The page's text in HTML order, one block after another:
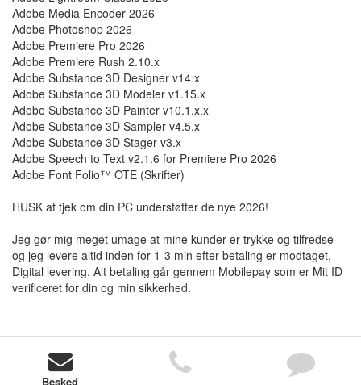
Adobe Media Encoder 2026
Adobe Photoshop 2026
Adobe Premiere Pro 2026
Adobe Premiere Rush 2.10.x
Adobe Substance 3D Designer v14.x
Adobe Substance 3D Modeler v1.15.x
Adobe Substance 3D Painter v10.1.x.x
Adobe Substance 3D Sampler v4.5.x
Adobe Substance 3D Stager v3.x
Adobe Speech to Text v2.1.6 for Premiere Pro 2026
Adobe Font Folio™ OTE (Skrifter)
HUSK at tjek om din PC understøtter de nye 2026!
Jeg gør mig meget umage at mine kunder er trykke og tilfredse
og jeg levere altid inden for 1-3 min efter betaling er modtaget,
Digital levering. Alt betaling går gennem Mobilepay som er Mit ID
verificeret for din og min sikkerhed.
Besked